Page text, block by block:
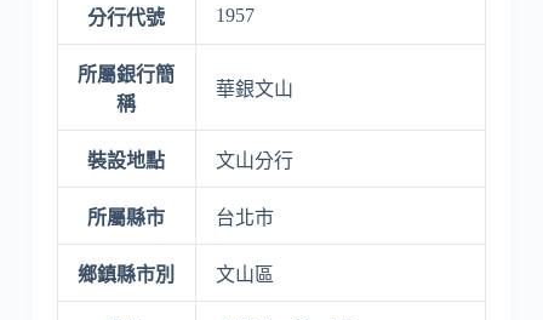
分行代號 1957
所屬銀行簡
稱
華銀文山
裝設地點 文山分行
所屬縣市 台北市
鄉鎮縣市別 文山區